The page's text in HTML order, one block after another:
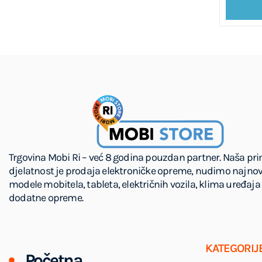
Trgovina Mobi Ri – već 8 godina pouzdan partner. Naša
djelatnost je prodaja elektroničke opreme, nudimo
modele mobitela, tableta, električnih vozila, klima uređaja
dodatne opreme.